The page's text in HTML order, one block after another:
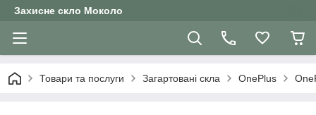
Захисне скло Moколо
Товари та послуги Загартовані скла OnePlus